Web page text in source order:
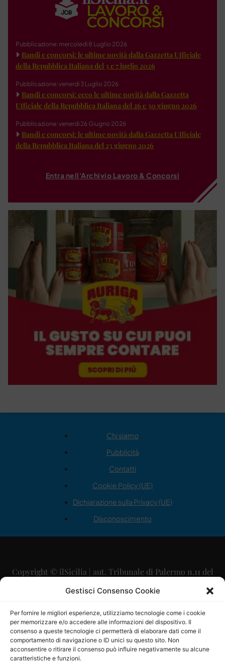
Gestisci Consenso Cookie
Per fornire le migliori esperienze, utilizziamo tecnologie come i cookie
per memorizzare e/o accedere alle informazioni del dispositivo. Il
consenso a queste tecnologie ci permetterà di elaborare dati come il
comportamento di navigazione o ID unici su questo sito. Non
acconsentire o ritirare il consenso può influire negativamente su alcune
caratteristiche e funzioni.
Pubblicazione: mercoledì 8 Luglio 2026
Bandi e concorsi: le ultime novità dalla Gazzetta Ufficiale
della Repubblica Italiana del 3 e 7 luglio 2026
Pubblicazione: venerdì 3 Luglio 2026
Bandi e concorsi: ecco le ultime novità dalla Gazzetta
Ufficiale della Repubblica Italiana del 26 e 30 giugno 2026
Pubblicazione: venerdì 26 Giugno 2026
Bandi e concorsi: le ultime novità dalla Gazzetta Ufficiale
della Repubblica Italiana del 23 giugno 2026
Entra nell'Archivio Lavoro & Concorsi
Chi siamo
Pubblicità
Contatti
Cookie Policy (UE)
Dichiarazione sulla Privacy (UE)
Disconoscimento
Copyright © ilSicilia | aut. Tribunale di Palermo n.11 del
29/09/2015
Direttore Editoriale: Maurizio Scaglione
Direttore Responsabile: Maria Calabrese